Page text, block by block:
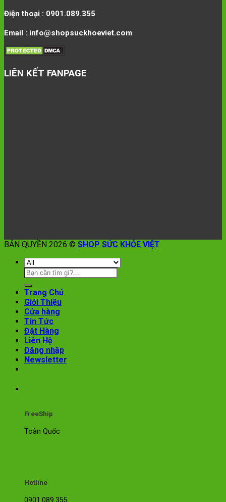
Điện thoại : 0901.089.355
Email : info@shopsuckhoeviet.com
LIÊN KẾT FANPAGE
BẢN QUYỀN 2026 © SHOP SỨC KHỎE VIỆT
Trang Chủ
Giới Thiệu
Cửa hàng
Tin Tức
Đặt Hàng
Liên Hệ
Đăng nhập
Newsletter
FreeShip
Toàn Quốc
Hotline